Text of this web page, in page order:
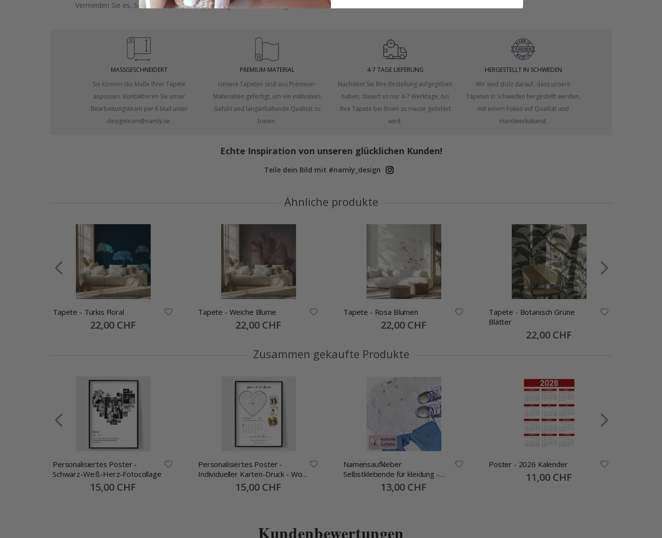
Vermeiden Sie es, Sockelleisten oder Verkleidungen in die Messung einzubeziehen.
MASSGESCHNEIDERT
Sie können die Maße Ihrer Tapete
anpassen. Kontaktieren Sie unser
Bearbeitungsteam per E-Mail unter
designteam@namly.se.
PREMIUM-MATERIAL
Unsere Tapeten sind aus Premium-
Materialien gefertigt, um ein exklusives
Gefühl und langanhaltende Qualität zu
bieten.
4-7 TAGE LIEFERUNG
Nachdem Sie Ihre Bestellung aufgegeben
haben, dauert es nur 4-7 Werktage, bis
Ihre Tapete bei Ihnen zu Hause geliefert
wird.
HERGESTELLT IN SCHWEDEN
Wir sind stolz darauf, dass unsere
Tapeten in Schweden hergestellt werden,
mit einem Fokus auf Qualität und
Handwerkskunst.
Echte Inspiration von unseren glücklichen Kunden!
Teile dein Bild mit #namly_design
Ähnliche produkte
Tapete - Türkis Floral
Special
Price
22,00 CHF
Tapete - Weiche Blume
Special
Price
22,00 CHF
Tapete - Rosa Blumen
Special
Price
22,00 CHF
Tapete - Botanisch Grüne
Blätter
Special
Price
22,00 CHF
Zusammen gekaufte Produkte
Personalisiertes Poster -
Schwarz-Weiß-Herz-Fotocollage
Special
Price
15,00 CHF
Personalisiertes Poster -
Individueller Karten-Druck - Wo
alles begannSpecial
Price
15,00 CHF
Namensaufkleber
Selbstklebende für kleidung -
30x13mm -70 Stck
Special
Price
13,00 CHF
Poster - 2026 Kalender
Special
Price
11,00 CHF
Kundenbewertungen